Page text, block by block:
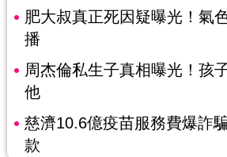
肥大叔真正死因疑曝光！氣
播
周杰倫私生子真相曝光！孩
他
慈濟10.6億疫苗服務費爆詐
款